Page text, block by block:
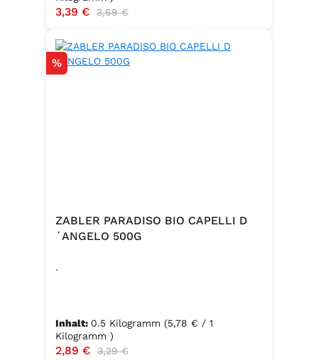
Hergestellt in Baden – Qualität seit
Verkaufspreis:
3,39 € Regulärer Preis:
3,69 €
Rabatt
%
ZABLER PARADISO BIO CAPELLI D
´ANGELO 500G
.
Inhalt: 0.5 Kilogramm (5,78 € / 1
Kilogramm )
Verkaufspreis:
2,89 € Regulärer Preis:
3,29 €